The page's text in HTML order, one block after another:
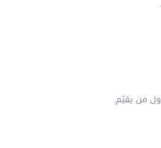
من يقيّم.